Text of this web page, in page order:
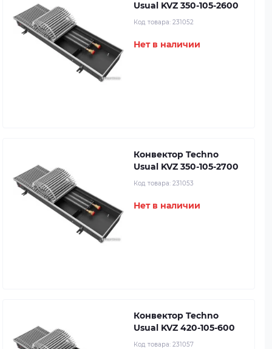
Usual KVZ 350-105-2600
Код товара: 231052
Нет в наличии
Конвектор Techno
Usual KVZ 350-105-2700
Код товара: 231053
Нет в наличии
Конвектор Techno
Usual KVZ 420-105-600
Код товара: 231057